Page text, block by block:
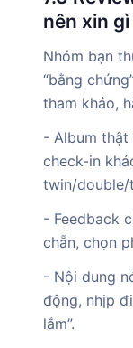
nên xin
Nhóm bạn
“bằng
tham khảo,
- Album thật
check-in
twin/double/
- Feedback
chẵn, chọn
- Nội dung
động, nhịp
lắm”.